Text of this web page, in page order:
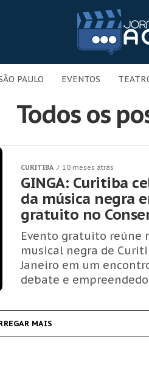
PAULO EVENTOS
Todos os
CURITIBA 10 meses atrás
GINGA: Curitiba
da música negra
gratuito no
Evento gratuito reúne
musical negra de
Janeiro em um
debate e
MAIS